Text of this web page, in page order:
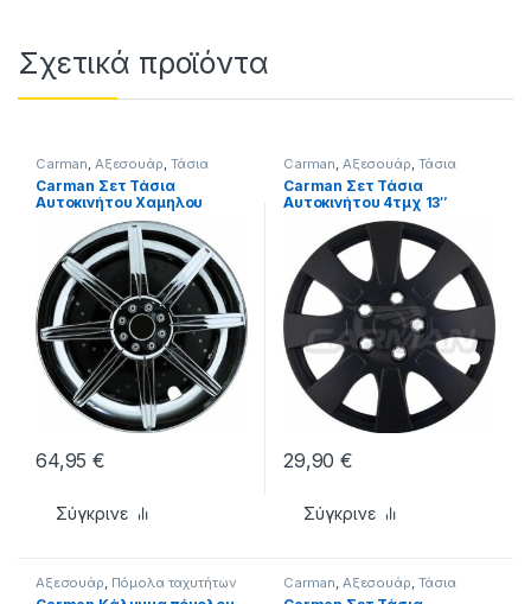
Σχετικά προϊόντα
Carman, Αξεσουάρ, Τάσια
Carman Σετ Τάσια
Αυτοκινήτου Χαμηλου
Προφιλ 4τμχ 13″ Ασημί
64,95€
Σύγκρινε
Carman, Αξεσουάρ, Τάσια
Carman Σετ Τάσια
Αυτοκινήτου 4τμχ 13″
29,90€
Σύγκρινε
Αξεσουάρ, Πόμολα ταχυτήτων Carman, Αξεσουάρ, Τάσια